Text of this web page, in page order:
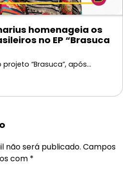
homenageia os
no EP “Brasuca
“Brasuca”, após…
não será publicado. Campos
com *